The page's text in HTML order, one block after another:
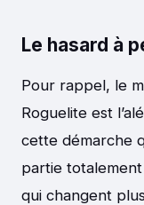
Le hasard à
Pour rappel, le
Roguelite est
cette démarche
partie
qui changent